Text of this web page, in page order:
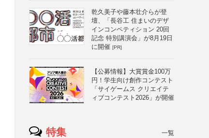
乾久美子や藤本壮介らが登
壇、「長谷工 住まいのデザ
インコンペティション 20回
記念 特別講演会」が8月19日
に開催 [PR]
【公募情報】大賞賞金100万
円！学生向け創作コンテスト
「サイゲームス クリエイテ
ィブコンテスト2026」が開催
特集 一覧